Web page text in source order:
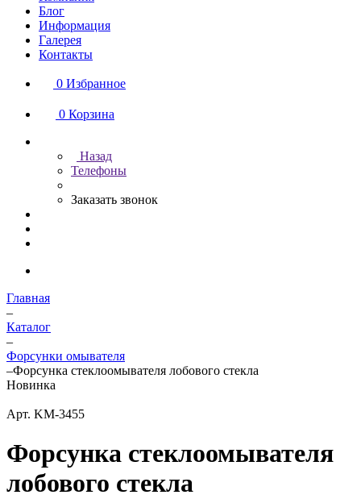
Блог
Информация
Галерея
Контакты
0 Избранное
0 Корзина
Назад
Телефоны
Заказать звонок
Главная
–
Каталог
–
Форсунки омывателя
–Форсунка стеклоомывателя лобового стекла
Новинка
Арт. KM-3455
Форсунка стеклоомывателя
лобового стекла